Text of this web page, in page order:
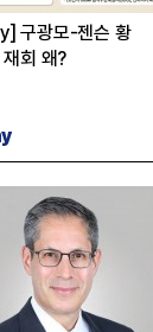
구광모-젠슨 황
회 왜?